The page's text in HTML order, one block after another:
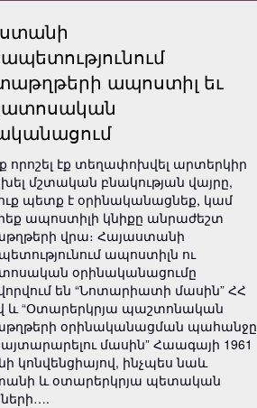
ապոստիլ եւ
որոշել էք տեղափոխվել արտերկիր
մշտական բնակության վայրը,
պետք է օրինականացնեք, կամ
ապոստիլի կնիքը անրաժեշտ
վրա։ Հայաստանի
ապոստիլն ու
օրինականացումը
են “Նոտարիատի մասին” ՀՀ
և “Օտարերկրյա պաշտոնական
օրինականացման պահանջը
մասին” Հաագայի 1961
կոնվենցիայով, ինչպես նաև
և օտարերկրյա պետական